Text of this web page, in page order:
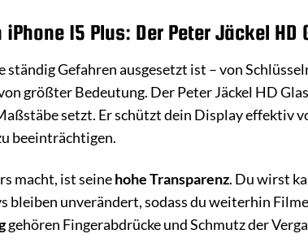
15 Plus: Der Peter Jäckel HD
Gefahren ausgesetzt ist – von
größter Bedeutung. Der Peter Jäckel HD
setzt. Er schützt dein Display effektiv
beeinträchtigen.
macht, ist seinehohe Transparenz. Du wirst
bleiben unverändert, sodass du weiterhin
gehören Fingerabdrücke und Schmutz der